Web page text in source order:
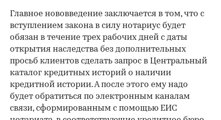
Главное нововведение заключается в том, что с
вступлением закона в силу нотариус будет
обязан в течение трех рабочих дней с даты
открытия наследства без дополнительных
просьб клиентов сделать запрос в Центральный
каталог кредитных историй о наличии
кредитной истории. А после этого ему надо
будет обратиться по электронным каналам
связи, сформированным с помощью ЕИС